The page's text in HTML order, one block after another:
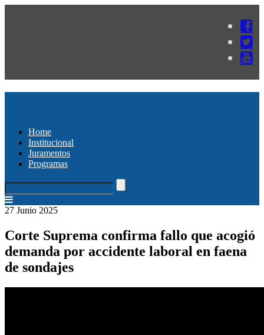
Home
Institucional
Juramentos
Programas
27 Junio 2025
Corte Suprema confirma fallo que acogió
demanda por accidente laboral en faena
de sondajes